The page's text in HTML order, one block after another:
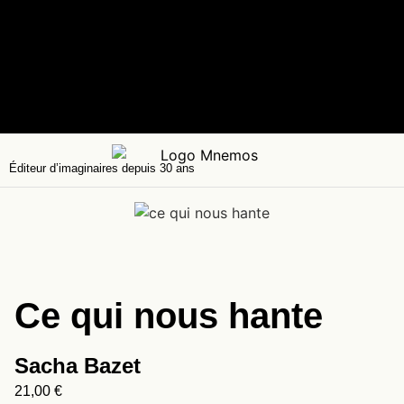
Éditeur d’imaginaires depuis 30 ans
Ce qui nous hante
Sacha Bazet
21,00 €